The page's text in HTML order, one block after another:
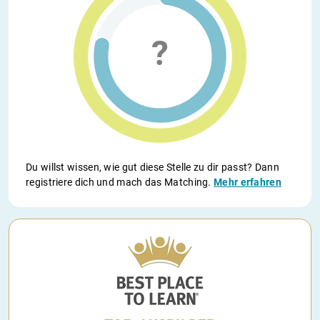
Du willst wissen, wie gut diese Stelle zu dir passt? Dann
registriere dich und mach das Matching.Mehr erfahren